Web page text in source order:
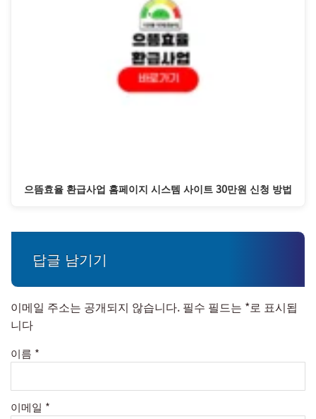
으뜸효율 환급사업 홈페이지 시스템 사이트 30만원 신청 방법
답글 남기기
이메일 주소는 공개되지 않습니다. 필수 필드는 *로 표시됩
니다
이름 *
이메일 *